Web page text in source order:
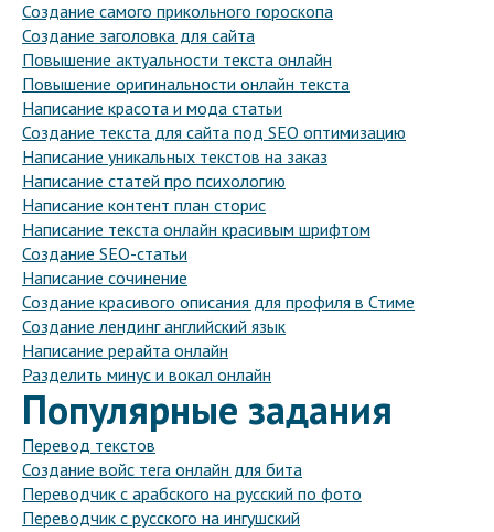
Создание самого прикольного гороскопа
Создание заголовка для сайта
Повышение актуальности текста онлайн
Повышение оригинальности онлайн текста
Написание красота и мода статьи
Создание текста для сайта под SEO оптимизацию
Написание уникальных текстов на заказ
Написание статей про психологию
Написание контент план сторис
Написание текста онлайн красивым шрифтом
Создание SEO-статьи
Написание сочинение
Создание красивого описания для профиля в Стиме
Создание лендинг английский язык
Написание рерайта онлайн
Разделить минус и вокал онлайн
Популярные задания
Перевод текстов
Создание войс тега онлайн для бита
Переводчик с арабского на русский по фото
Переводчик с русского на ингушский